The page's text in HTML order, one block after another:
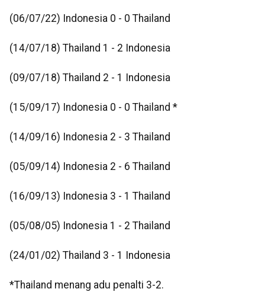
(06/07/22) Indonesia 0 - 0 Thailand
(14/07/18) Thailand 1 - 2 Indonesia
(09/07/18) Thailand 2 - 1 Indonesia
(15/09/17) Indonesia 0 - 0 Thailand *
(14/09/16) Indonesia 2 - 3 Thailand
(05/09/14) Indonesia 2 - 6 Thailand
(16/09/13) Indonesia 3 - 1 Thailand
(05/08/05) Indonesia 1 - 2 Thailand
(24/01/02) Thailand 3 - 1 Indonesia
*Thailand menang adu penalti 3-2.